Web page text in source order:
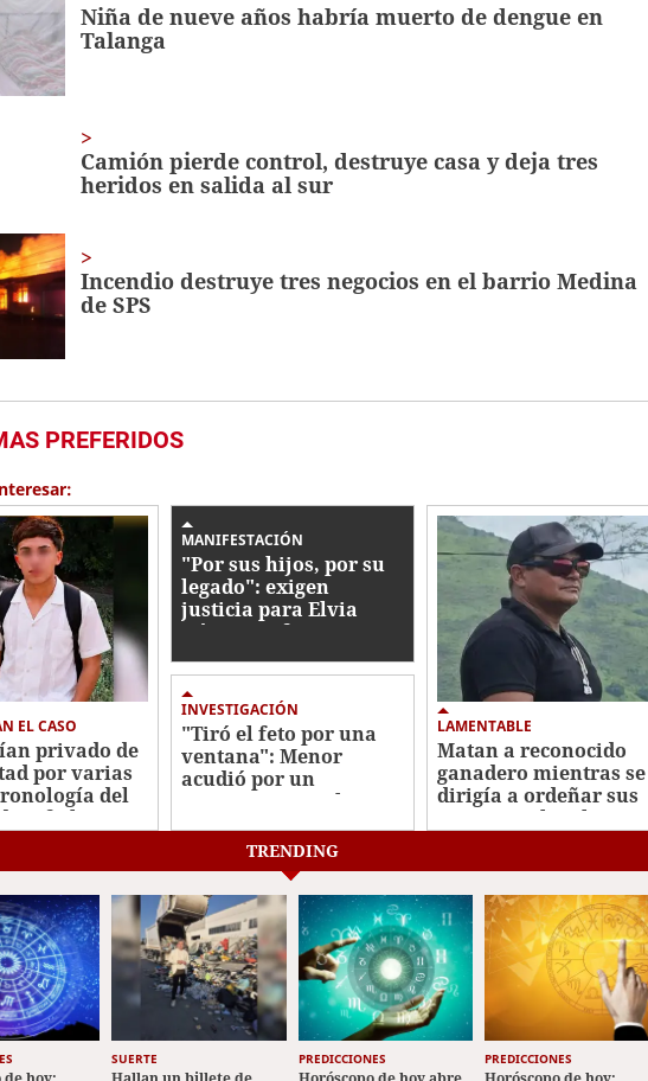
Niña de nueve años habría muerto de dengue en
Talanga
Camión pierde control, destruye casa y deja tres
heridos en salida al sur
Incendio destruye tres negocios en el barrio Medina
de SPS
PREFERIDOS
EL CASO
privado de
por varias
del
Jafeth Pozo
MANIFESTACIÓN
"Por sus hijos, por su
legado": exigen
justicia para Elvia
Gómez, enfermera
pareja
INVESTIGACIÓN
"Tiró el feto por una
ventana": Menor
acudió por un
supuesto empacho y
perdió a su bebé en
Lempira
LAMENTABLE
Matan a reconocido
ganadero mientras se
dirigía a ordeñar sus
vacas en Olancho
TRENDING
SUERTE PREDICCIONES PREDICCIONES